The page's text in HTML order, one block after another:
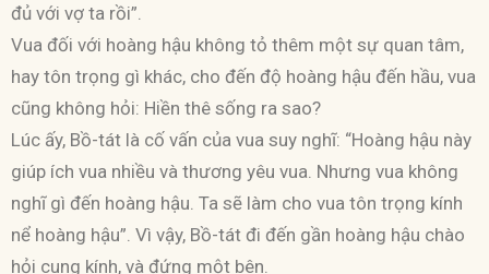
đủ với vợ ta rồi”.
Vua đối với hoàng hậu không tỏ thêm một sự quan tâm,
hay tôn trọng gì khác, cho đến độ hoàng hậu đến hầu, vua
cũng không hỏi: Hiền thê sống ra sao?
Lúc ấy, Bồ-tát là cố vấn của vua suy nghĩ: “Hoàng hậu này
giúp ích vua nhiều và thương yêu vua. Nhưng vua không
nghĩ gì đến hoàng hậu. Ta sẽ làm cho vua tôn trọng kính
nể hoàng hậu”. Vì vậy, Bồ-tát đi đến gần hoàng hậu chào
hỏi cung kính, và đứng một bên.